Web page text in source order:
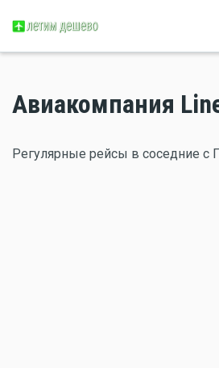
Авиакомпания
Регулярные рейсы в соседние с